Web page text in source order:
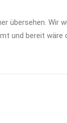
übersehen. Wir
und bereit wäre